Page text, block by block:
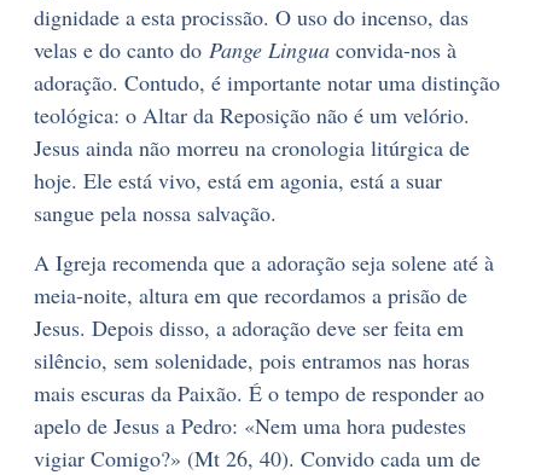
dignidade a esta procissão. O uso do incenso, das
velas e do canto do Pange Linguaconvida-nos à
adoração. Contudo, é importante notar uma distinção
teológica: o Altar da Reposição não é um velório.
Jesus ainda não morreu na cronologia litúrgica de
hoje. Ele está vivo, está em agonia, está a suar
sangue pela nossa salvação.
A Igreja recomenda que a adoração seja solene até à
meia-noite, altura em que recordamos a prisão de
Jesus. Depois disso, a adoração deve ser feita em
silêncio, sem solenidade, pois entramos nas horas
mais escuras da Paixão. É o tempo de responder ao
apelo de Jesus a Pedro: «Nem uma hora pudestes
vigiar Comigo?» (Mt 26, 40). Convido cada um de